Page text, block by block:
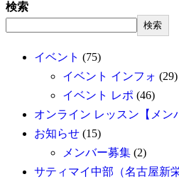
検索
検索
イベント (75)
イベント インフォ (29)
イベント レポ (46)
オンライン レッスン【メン
お知らせ (15)
メンバー募集 (2)
サティマイ中部（名古屋新栄